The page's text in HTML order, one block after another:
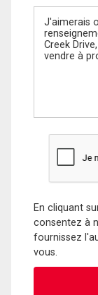
Message
En cliquant
consentez à
fournissez
vous.